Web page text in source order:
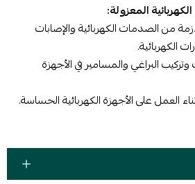
المعزولة:
من الصدمات الكهربائية والإصابات
الكهربائية.
البراغي والمسامير في الأجهزة
العمل على الأجهزة الكهربائية الحساسة.